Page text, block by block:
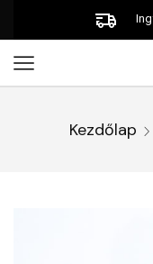
Kezdőlap